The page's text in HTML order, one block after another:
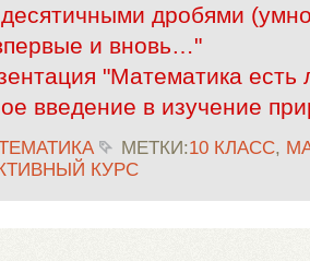
дробями
и вновь…"
"Математика
введение в изучение
МЕТКИ:10 КЛАСС,
КУРС